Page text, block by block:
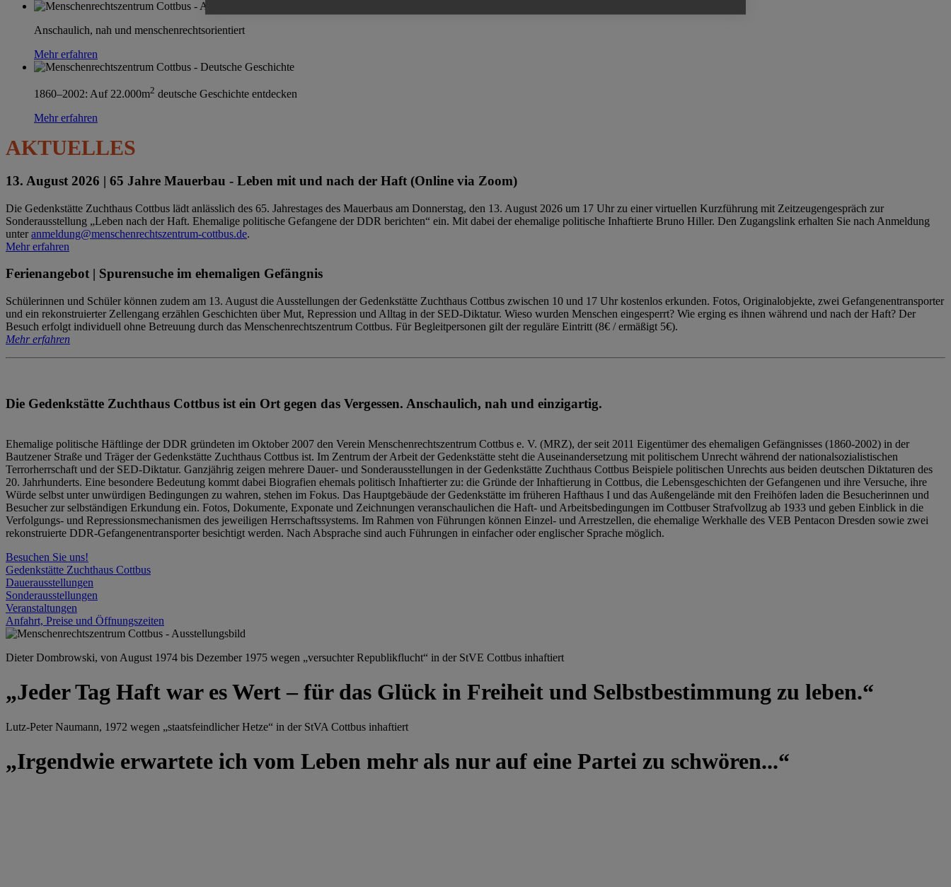
Anschaulich, nah und menschenrechtsorientiert
Mehr erfahren
1860–2002: Auf 22.000m2 deutsche Geschichte entdecken
Mehr erfahren
AKTUELLES
13. August 2026 | 65 Jahre Mauerbau - Leben mit und nach der Haft (Online via Zoom)
Die Gedenkstätte Zuchthaus Cottbus lädt anlässlich des 65. Jahrestages des Mauerbaus am Donnerstag, den 13. August 2026 um 17 Uhr zu einer virtuellen Kurzführung mit Zeitzeugengespräch zur
Sonderausstellung „Leben nach der Haft. Ehemalige politische Gefangene der DDR berichten“ ein. Mit dabei der ehemalige politische Inhaftierte Bruno Hiller. Den Zugangslink erhalten Sie nach Anmeldung
unteranmeldung@menschenrechtszentrum-cottbus.de.
Mehr erfahren
Ferienangebot | Spurensuche im ehemaligen Gefängnis
Schülerinnen und Schüler können zudem am 13. August die Ausstellungen der Gedenkstätte Zuchthaus Cottbus zwischen 10 und 17 Uhr kostenlos erkunden. Fotos, Originalobjekte, zwei Gefangenentransporter
und ein rekonstruierter Zellengang erzählen Geschichten über Mut, Repression und Alltag in der SED-Diktatur. Wieso wurden Menschen eingesperrt? Wie erging es ihnen während und nach der Haft? Der
Besuch erfolgt individuell ohne Betreuung durch das Menschenrechtszentrum Cottbus. Für Begleitpersonen gilt der reguläre Eintritt (8€ / ermäßigt 5€).
Mehr erfahren
Die Gedenkstätte Zuchthaus Cottbus ist ein Ort gegen das Vergessen. Anschaulich, nah und einzigartig.
Ehemalige politische Häftlinge der DDR gründeten im Oktober 2007 den Verein Menschenrechtszentrum Cottbus e. V. (MRZ), der seit 2011 Eigentümer des ehemaligen Gefängnisses (1860-2002) in der
Bautzener Straße und Träger der Gedenkstätte Zuchthaus Cottbus ist. Im Zentrum der Arbeit der Gedenkstätte steht die Auseinandersetzung mit politischem Unrecht während der nationalsozialistischen
Terrorherrschaft und der SED-Diktatur. Ganzjährig zeigen mehrere Dauer- und Sonderausstellungen in der Gedenkstätte Zuchthaus Cottbus Beispiele politischen Unrechts aus beiden deutschen Diktaturen des
20. Jahrhunderts. Eine besondere Bedeutung kommt dabei Biografien ehemals politisch Inhaftierter zu: die Gründe der Inhaftierung in Cottbus, die Lebensgeschichten der Gefangenen und ihre Versuche, ihre
Würde selbst unter unwürdigen Bedingungen zu wahren, stehen im Fokus. Das Hauptgebäude der Gedenkstätte im früheren Hafthaus I und das Außengelände mit den Freihöfen laden die Besucherinnen und
Besucher zur selbständigen Erkundung ein. Fotos, Dokumente, Exponate und Zeichnungen veranschaulichen die Haft- und Arbeitsbedingungen im Cottbuser Strafvollzug ab 1933 und geben Einblick in die
Verfolgungs- und Repressionsmechanismen des jeweiligen Herrschaftssystems. Im Rahmen von Führungen können Einzel- und Arrestzellen, die ehemalige Werkhalle des VEB Pentacon Dresden sowie zwei
rekonstruierte DDR-Gefangenentransporter besichtigt werden. Nach Absprache sind auch Führungen in einfacher oder englischer Sprache möglich.
Besuchen Sie uns!
Gedenkstätte Zuchthaus Cottbus
Dauerausstellungen
Sonderausstellungen
Veranstaltungen
Anfahrt, Preise und Öffnungszeiten
Dieter Dombrowski, von August 1974 bis Dezember 1975 wegen „versuchter Republikflucht“ in der StVE Cottbus inhaftiert
„Jeder Tag Haft war es Wert – für das Glück in Freiheit und Selbstbestimmung zu leben.“
Lutz-Peter Naumann, 1972 wegen „staatsfeindlicher Hetze“ in der StVA Cottbus inhaftiert
„Irgendwie erwartete ich vom Leben mehr als nur auf eine Partei zu schwören...“